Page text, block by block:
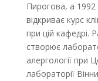
Пирогова, а 1992
відкриває курс
при цій кафедрі.
створює
алергології при
лабораторії